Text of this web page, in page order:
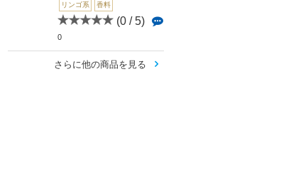
リンゴ系 香料
(0 / 5)
0
さらに他の商品を見る